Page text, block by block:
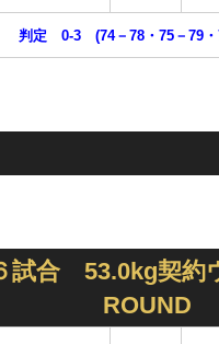
判定 0-3 (74－78・75－79・
試合 53.0kg契約
ROUND